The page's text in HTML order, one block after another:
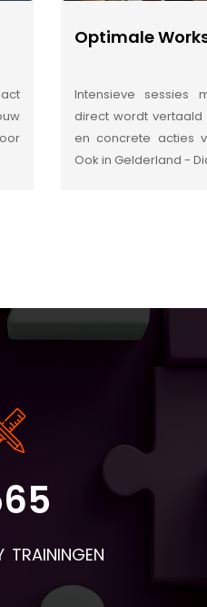
Optimale
Intensieve sessies
direct wordt vertaald
en concrete acties
Ook in Gelderland -
worden
Neem deze
Apart
TRAININGEN